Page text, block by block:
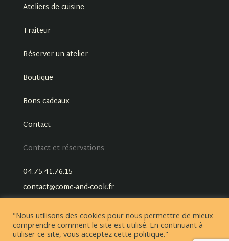
Ateliers de cuisine
Traiteur
Réserver un atelier
Boutique
Bons cadeaux
Contact
Contact et réservations
04.75.41.76.15
contact@come-and-cook.fr
"Nous utilisons des cookies pour nous permettre de mieux
comprendre comment le site est utilisé. En continuant à
utiliser ce site, vous acceptez cette politique."